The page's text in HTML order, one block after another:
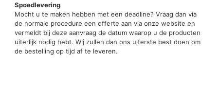
Spoedlevering
Mocht u te maken hebben met een deadline? Vraag dan via
de normale procedure een offerte aan via onze website en
vermeldt bij deze aanvraag de datum waarop u de producten
uiterlijk nodig hebt. Wij zullen dan ons uiterste best doen om
de bestelling op tijd af te leveren.